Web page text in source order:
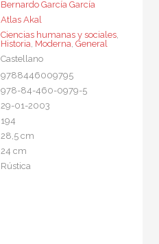
Bernardo García García
Atlas Akal
Ciencias humanas y sociales,
Historia, Moderna, General
Castellano
9788446009795
978-84-460-0979-5
29-01-2003
194
28,5 cm
24 cm
Rústica